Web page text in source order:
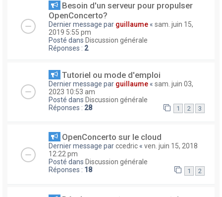
Besoin d'un serveur pour propulser
OpenConcerto?
Dernier message par guillaume « sam. juin 15,
2019 5:55 pm
Posté dans Discussion générale
Réponses : 2
Tutoriel ou mode d'emploi
Dernier message par guillaume « sam. juin 03,
2023 10:53 am
Posté dans Discussion générale
Réponses : 28 1 2 3
OpenConcerto sur le cloud
Dernier message parccedric « ven. juin 15, 2018
12:22 pm
Posté dans Discussion générale
Réponses : 18 1 2